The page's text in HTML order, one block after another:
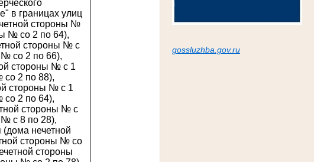
gossluzhba.gov.ru
в границах улиц
стороны №
№ со 2 по 64),
стороны № с
№ со 2 по 66),
стороны № с 1
со 2 по 88),
стороны № с 1
со 2 по 64),
стороны № с
№ с 8 по 28),
(дома нечетной
стороны № со
стороны